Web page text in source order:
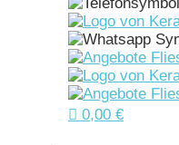
 0,00 €